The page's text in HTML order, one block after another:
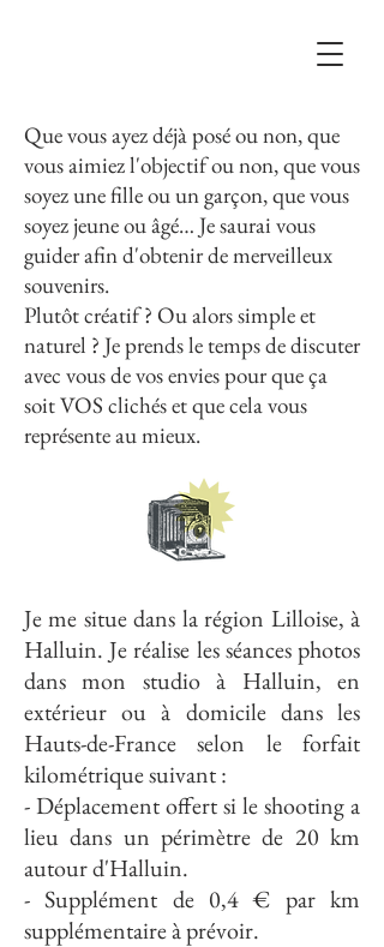
Que vous ayez déjà posé ou non, que
vous aimiez l'objectif ou non, que vous
soyez une fille ou un garçon, que vous
soyez jeune ou âgé… Je saurai vous
guider afin d'obtenir de merveilleux
souvenirs.
Plutôt créatif ? Ou alors simple et
naturel ? Je prends le temps de discuter
avec vous de vos envies pour que ça
soit VOS clichés et que cela vous
représente au mieux.
Je me situe dans la région Lilloise, à
Halluin. Je réalise les séances photos
dans mon studio à Halluin, en
extérieur ou à domicile dans les
Hauts-de-France selon le forfait
kilométrique suivant :
- Déplacement offert si le shooting a
lieu dans un périmètre de 20 km
autour d'Halluin.
- Supplément de 0,4 € par km
supplémentaire à prévoir.